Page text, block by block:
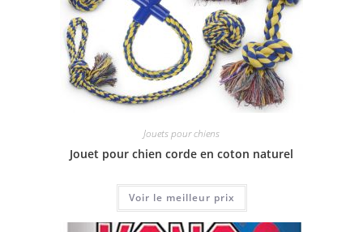
Jouets pour chiens
Jouet pour chien corde en coton naturel
Voir le meilleur prix